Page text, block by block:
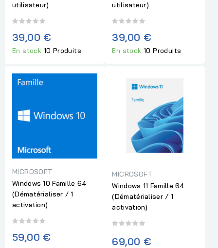
utilisateur)
39,00 €
En stock 10 Produits
utilisateur)
39,00 €
En stock10 Produits
MICROSOFT
Windows 10 Famille 64
(Dématérialiser / 1
activation)
59,00 €
MICROSOFT
Windows 11 Famille 64
(Dématérialiser / 1
activation)
69,00 €